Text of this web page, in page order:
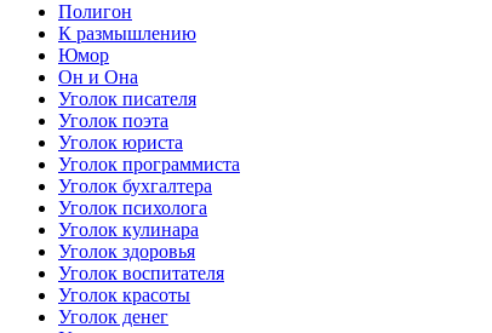
Полигон
К размышлению
Юмор
Он и Она
Уголок писателя
Уголок поэта
Уголок юриста
Уголок программиста
Уголок бухгалтера
Уголок психолога
Уголок кулинара
Уголок здоровья
Уголок воспитателя
Уголок красоты
Уголок денег